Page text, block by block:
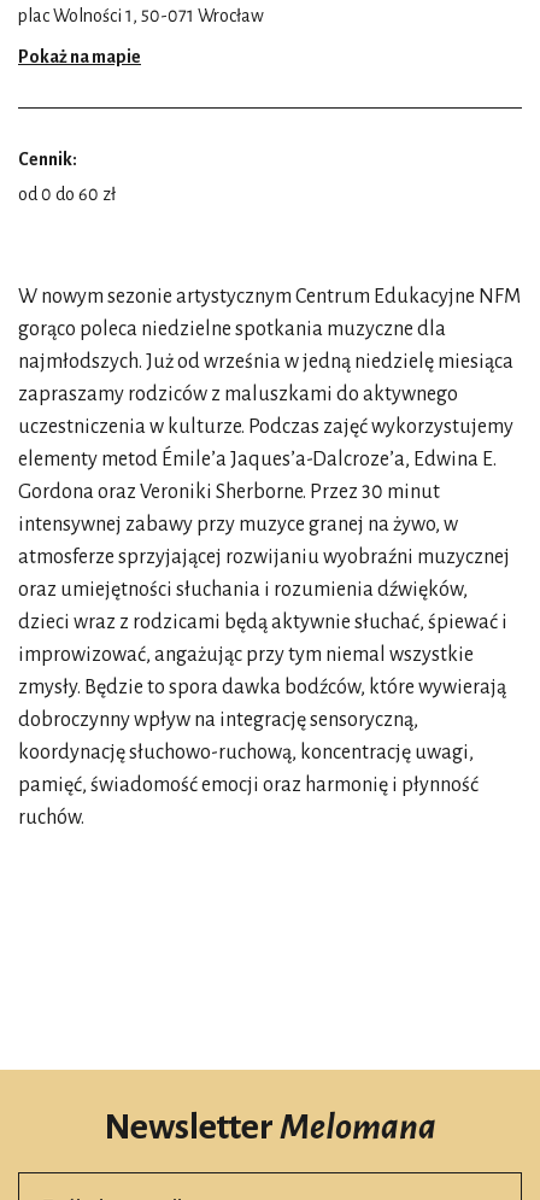
plac Wolności 1, 50-071 Wrocław
Pokaż na mapie
Cennik:
od 0 do 60 zł
W nowym sezonie artystycznym Centrum Edukacyjne NFM
gorąco poleca niedzielne spotkania muzyczne dla
najmłodszych. Już od września w jedną niedzielę miesiąca
zapraszamy rodziców z maluszkami do aktywnego
uczestniczenia w kulturze. Podczas zajęć wykorzystujemy
elementy metod Émile’a Jaques’a-Dalcroze’a, Edwina E.
Gordona oraz Veroniki Sherborne. Przez 30 minut
intensywnej zabawy przy muzyce granej na żywo, w
atmosferze sprzyjającej rozwijaniu wyobraźni muzycznej
oraz umiejętności słuchania i rozumienia dźwięków,
dzieci wraz z rodzicami będą aktywnie słuchać, śpiewać i
improwizować, angażując przy tym niemal wszystkie
zmysły. Będzie to spora dawka bodźców, które wywierają
dobroczynny wpływ na integrację sensoryczną,
koordynację słuchowo-ruchową, koncentrację uwagi,
pamięć, świadomość emocji oraz harmonię i płynność
ruchów.
NewsletterMelomana